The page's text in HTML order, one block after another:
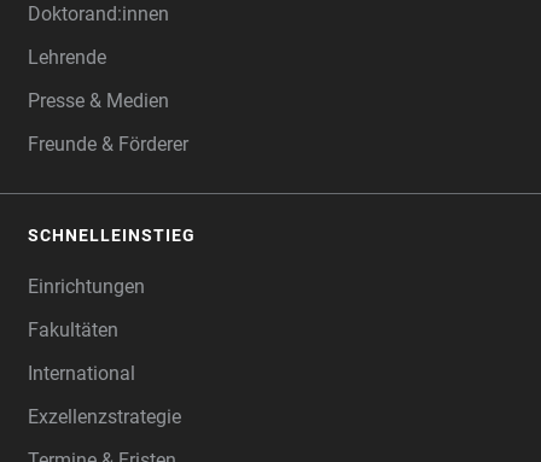
Doktorand:innen
Lehrende
Presse & Medien
Freunde & Förderer
SCHNELLEINSTIEG
Einrichtungen
Fakultäten
International
Exzellenzstrategie